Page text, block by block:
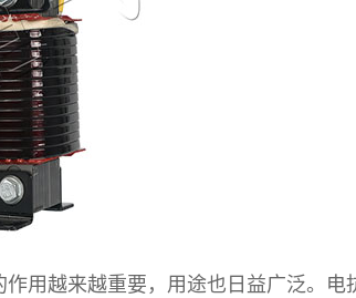
作用越来越重要，用途也日益广泛。电